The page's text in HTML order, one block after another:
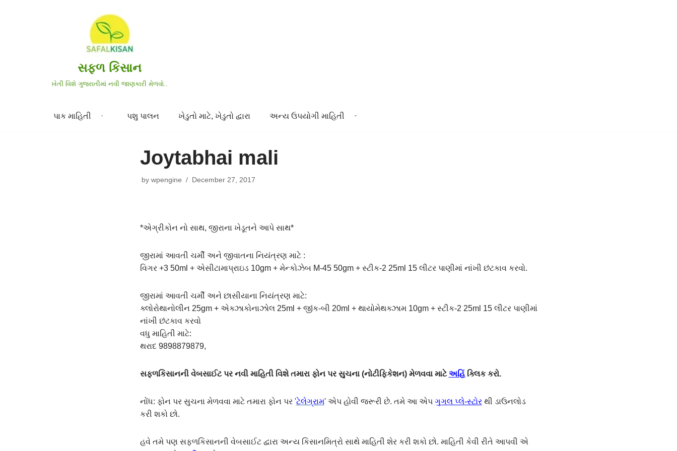
સફળ કિસાન
ખેતી વિશે ગુજરાતીમાં નવી જાણકારી મેળવો..
પાક માહિતી પશુ પાલન ખેડુતો માટે, ખેડુતો દ્વારા અન્ય ઉપયોગી માહિતી
Joytabhai mali
by wpengine December 27, 2017
*એગ્રીકોન નો સાથ, જીરાના ખેડૂતને આપે સાથ*
જીરામાં આવતી ચર્મી અને જીવાતના નિયંત્રણ માટે :
વિગર +3 50ml + એસીટામાપ્રાઇડ 10gm + મેન્કોઝેબ M-45 50gm + સ્ટીક-2 25ml 15 લીટર પાણીમાં નાંખી છંટકાવ કરવો.
જીરામાં આવતી ચર્મી અને છાસીયાના નિયંત્રણ માટે:
ક્લોરોથાનોલીન 25gm + એક્ઝાકોનાઝોલ 25ml + જીંક-બી 20ml + થાયોમેથક્ઝામ 10gm + સ્ટીક-2 25ml 15 લીટર પાણીમાં
નાંખી છંટકાવ કરવો
વધુ માહિતી માટે:
થરાદ 9898879879,
સફ્ળકિસાનની વેબસાઈટ પર નવી માહિતી વિશે તમારા ફોન પર સુચના (નોટીફિકેશન) મેળવવા માટેઅહિંક્લિક કરો.
નોંધ: ફોન પર સુચના મેળવવા માટે તમારા ફોન પર 'ટેલેગ્રામ' એપ હોવી જરૂરી છે. તમે આ એપ ગુગલ પ્લે-સ્ટોરથી ડાઉનલોડ
કરી શકો છો.
હવે તમે પણ સફળકિસાનની વેબસાઈટ દ્વારા અન્ય કિસાનમિત્રો સાથે માહિતી શેર કરી શકો છો. માહિતી કેવી રીતે આપવી એ